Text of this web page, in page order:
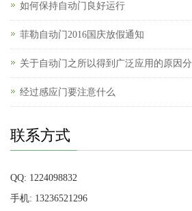
如何保持自动门良好运行
菲勒自动门2016国庆放假通知
关于自动门之所以得到广泛应用的原因分
经过感应门要注意什么
联系方式
QQ: 1224098832
手机: 13236521296